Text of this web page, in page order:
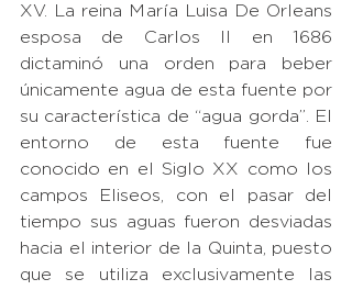
XV. La reina María Luisa De Orleans
esposa de Carlos II en 1686
dictaminó una orden para beber
únicamente agua de esta fuente por
su característica de “agua gorda”. El
entorno de esta fuente fue
conocido en el Siglo XX como los
campos Eliseos, con el pasar del
tiempo sus aguas fueron desviadas
hacia el interior de la Quinta, puesto
que se utiliza exclusivamente las